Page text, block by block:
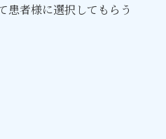
患者様に選択してもらう